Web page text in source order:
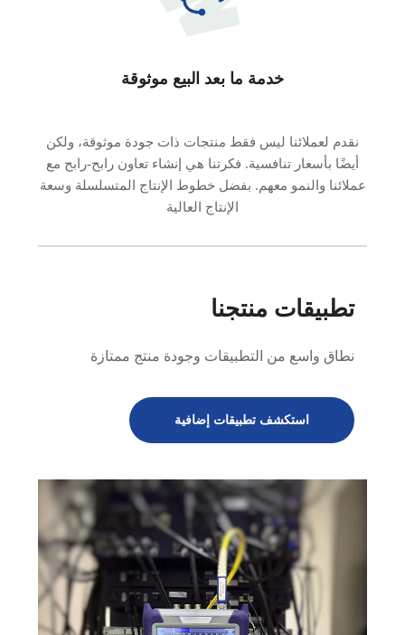
خدمة ما بعد البيع موثوقة
نقدم لعملائنا ليس فقط منتجات ذات جودة موثوقة، ولكن
أيضًا بأسعار تنافسية. فكرتنا هي إنشاء تعاون رابح-رابح مع
عملائنا والنمو معهم. بفضل خطوط الإنتاج المتسلسلة وسعة
الإنتاج العالية
تطبيقات منتجنا
نطاق واسع من التطبيقات وجودة منتج ممتازة
استكشف تطبيقات إضافية